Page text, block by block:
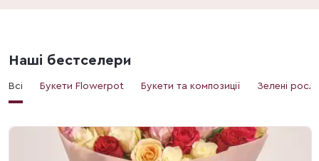
Наші бестселери
Всі Букети Flowerpot Букети та композиції Зелені